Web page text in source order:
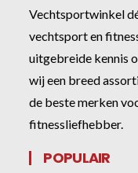
Vechtsportwinkel
vechtsport en
uitgebreide kennis
wij een breed
de beste merken
fitnessliefhebber.
POPULAIR